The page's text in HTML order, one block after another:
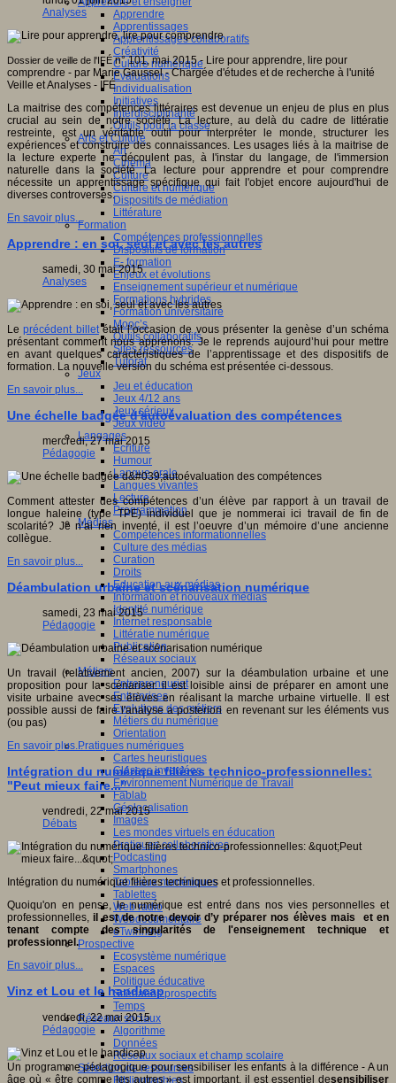
Apprendre
Apprentissages
Apprentissages collaboratifs
Créativité
Culture numérique
Evaluations
Individualisation
Initiatives
Interdisciplinarité
Outils pour la classe
Arts et Culture
Art
Cinéma
Culture
Culture et numérique
Dispositifs de médiation
Littérature
Formation
Compétences professionnelles
Dispositifs de formation
E- formation
Enjeux et évolutions
Enseignement supérieur et numérique
Formations hybrides
Formation universitaire
Mooc’s
Outils collaboratifs
Sites ressources
Tutorat
Jeux
Jeu et éducation
Jeux 4/12 ans
Jeux sérieux
Jeux vidéo
Langages
Ecriture
Humour
Langue orale
Langues vivantes
Lecture
Programmation
Médias
Compétences informationnelles
Culture des médias
Curation
Droits
Education aux médias
Information et nouveaux médias
Identité numérique
Internet responsable
Littératie numérique
Publication
Réseaux sociaux
Métiers
Entrepreneuriat
Entreprises
Evolutions des métiers
Métiers du numérique
Orientation
Pratiques numériques
Cartes heuristiques
Classes inversées
Environnement Numérique de Travail
Fablab
Géolocalisation
Images
Les mondes virtuels en éducation
Pratiques collaboratives
Podcasting
Smartphones
Tableaux numériques
Tablettes
Web radio
Webdocumentaire
eTwinning
Prospective
Ecosystème numérique
Espaces
Politique éducative
Scénarios prospectifs
Temps
Réseaux sociaux
Algorithme
Données
Réseaux sociaux et champ scolaire
Sélection de ressources
Bibliographies
Analyses
Dossier de veille de l'IFÉn° 101, mai 2015 - Lire pour apprendre, lire pour
comprendre - par Marie Gaussel - Chargée d'études et de recherche à l'unité
Veille et Analyses - IFÉ
La maitrise des compétences littéraires est devenue un enjeu de plus en plus
crucial au sein de notre société. La lecture, au delà du cadre de littératie
restreinte, est un véritable outil pour interpréter le monde, structurer les
expériences et construire des connaissances. Les usages liés à la maitrise de
la lecture experte ne découlent pas, à l'instar du langage, de l'immersion
naturelle dans la société. La lecture pour apprendre et pour comprendre
nécessite un apprentissage spécifique qui fait l'objet encore aujourd'hui de
diverses controverses.
En savoir plus...
Apprendre : en soi, seul et avec les autres
samedi, 30 mai 2015
Analyses
Leprécédent billetétait l’occasion de vous présenter la genèse d’un schéma
présentant comment nous apprenons. Je le reprends aujourd’hui pour mettre
en avant quelques caractéristiques de l’apprentissage et des dispositifs de
formation. La nouvelle version du schéma est présentée ci-dessous.
En savoir plus...
Une échelle badgée d'autoévaluation des compétences
mercredi, 27 mai 2015
Pédagogie
Comment attester des compétences d’un élève par rapport à un travail de
longue haleine (type TPE) individuel que je nommerai ici travail de fin de
scolarité? Je n’ai rien inventé, il est l’oeuvre d’un mémoire d’une ancienne
collègue.
En savoir plus...
Déambulation urbaine et scénarisation numérique
samedi, 23 mai 2015
Pédagogie
Un travail (relativement ancien, 2007) sur la déambulation urbaine et une
proposition pour la scénariser. il est loisible ainsi de préparer en amont une
visite urbaine avec ses élèves en réalisant la marche urbaine virtuelle. Il est
possible aussi de faire l'analyse a posteriori en revenant sur les éléments vus
(ou pas)
En savoir plus...
Intégration du numérique filières technico-professionnelles:
"Peut mieux faire..."
vendredi, 22 mai 2015
Débats
Intégration du numérique filières techniques et professionnelles.
Quoiqu'on en pense, le numérique est entré dans nos vies personnelles et
professionnelles, il est de notre devoir d’y préparer nos élèves mais et en
tenant compte des singularités de l'enseignement technique et
professionnel.
En savoir plus...
Vinz et Lou et le handicap
vendredi, 22 mai 2015
Pédagogie
Un programme pédagogique pour sensibiliser les enfants à la différence - A un
âge où « être comme les autres » est important, il est essentiel desensibiliser